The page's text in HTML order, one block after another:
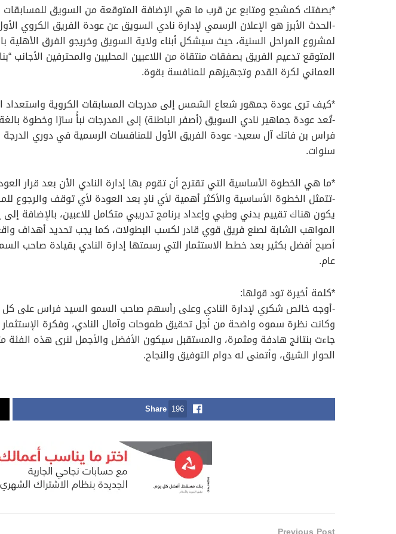
*بصفتك كمشجع ومتابع عن قرب ما هي الإضافة المتوقعة من السويق للمسابقات
-الحدث الأبرز هو الإعلان الرسمي لإدارة نادي السويق عن عودة الفريق الكروي
لمشروع المراحل السنية، حيث سيشكل أبناء ولاية السويق وخريجو الفرق الأهلية
المتوقع تدعيم الفريق بصفقات منتقاة من اللاعبين المحليين والمحترفين الأجانب
العماني لكرة القدم وتجهيزهم للمنافسة بقوة.
*كيف ترى عودة جمهور شعاع الشمس إلى مدرجات المسابقات الكروية واستعداد
-تُعد عودة جماهير نادي السويق (أصفر الباطنة) إلى المدرجات نبأً سارًا وخطوة
سنوات.
*ما هي الخطوة الأساسية التي تقترح أن تقوم بها إدارة النادي الأن بعد قرار
-تتمثل الخطوة الأساسية والأكثر أهمية لأي نادٍ بعد العودة لأي توقف والرجوع
يكون هناك تقييم بدني وطبي وإعداد برنامج تدريبي متكامل للاعبين، بالإضافة
المواهب الشابة لصنع فريق قوي قادر لكسب البطولات، كما يجب تحديد أهداف
أصبح أفضل بكثير بعد خطط الاستثمار التي رسمتها إدارة النادي بقيادة
عام.
*كلمة أخيرة تود قولها:
-أوجه خالص شكري لإدارة النادي وعلى رأسهم صاحب السمو السيد فراس على كل
وكانت نظرة سموه واضحة من أجل تحقيق طموحات وآمال النادي، وفكرة الإستثمار
جاءت بنتائج هادفة ومثمرة، والمستقبل سيكون الأفضل والأجمل لنرى هذه الفئة
الحوار الشيق، وأتمنى له دوام التوفيق والنجاح.
Share 196